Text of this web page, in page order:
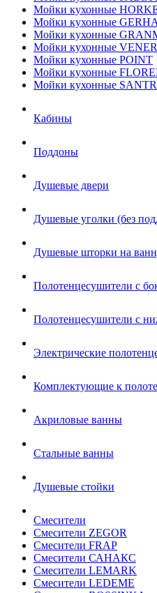
Мойки кухонные
Мойки кухонные
Мойки кухонные
Мойки кухонные
Мойки кухонные POINT
Мойки кухонные
Мойки кухонные
Кабины
Поддоны
Душевые двери
Душевые уголки (без
Душевые шторки на
Полотенцесушители с
Полотенцесушители с
Электрические
Комплектующие к
Акриловые ванны
Стальные ванны
Душевые стойки
Смесители
Смесители ZEGOR
Смесители FRAP
Смесители САНАКС
Смесители LEMARK
Смесители LEDEME